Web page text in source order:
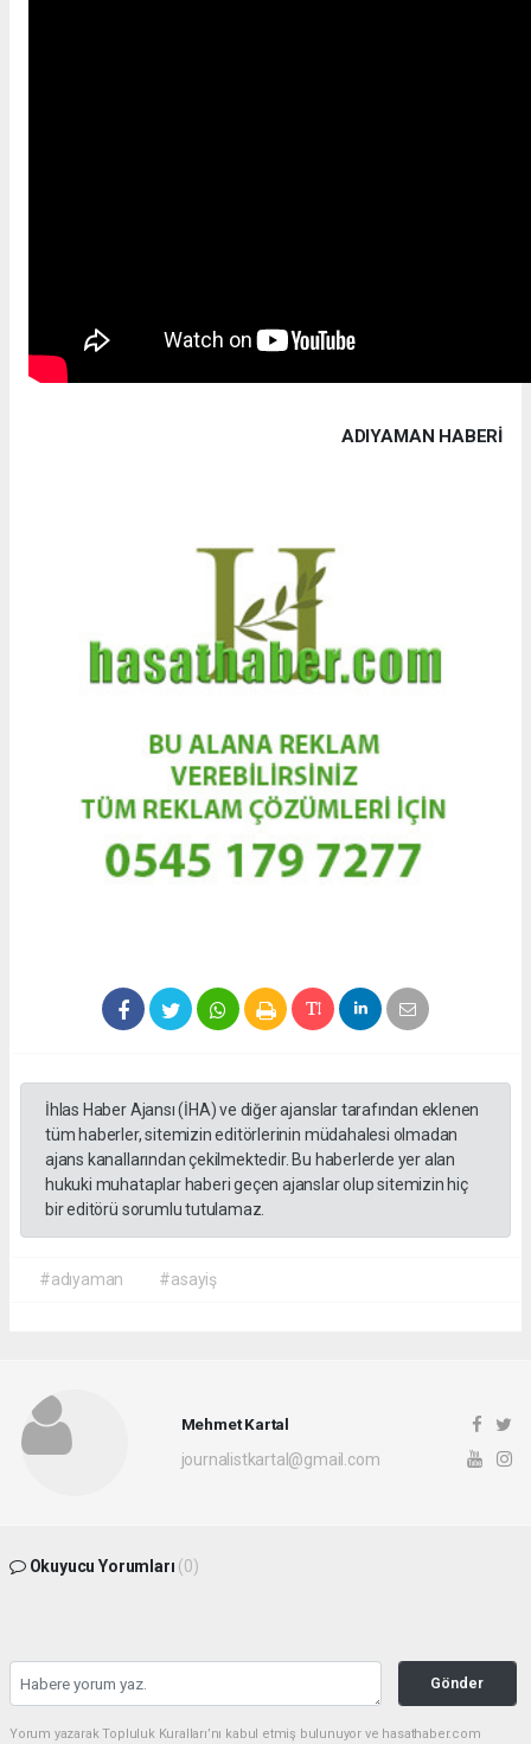
ADIYAMAN HABERİ
İhlas Haber Ajansı (İHA) ve diğer ajanslar tarafından eklenen
tüm haberler, sitemizin editörlerinin müdahalesi olmadan
ajans kanallarından çekilmektedir. Bu haberlerde yer alan
hukuki muhataplar haberi geçen ajanslar olup sitemizin hiç
bir editörü sorumlu tutulamaz.
#adıyaman #asayiş
Mehmet Kartal
journalistkartal@gmail.com
Okuyucu Yorumları (0)
Gönder
Yorum yazarak Topluluk Kuralları’nı kabul etmiş bulunuyor ve hasathaber.com